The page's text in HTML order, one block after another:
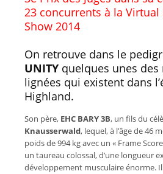
23 concurrents à la
Show 2014
On retrouve dans le
UNITY quelques unes
lignées qui existent dans
Highland.
Son père, EHC BARY 3B, un fils du
Knausserwald, lequel, à l’âge de 46
poids de 994 kg avec un « Frame
un taureau colossal, d’une longueur
développement musculaire énorme.